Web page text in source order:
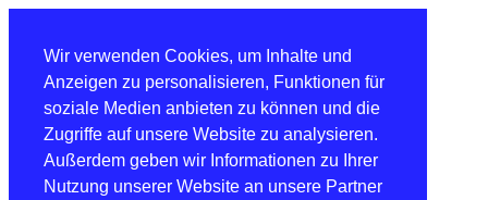
Wir verwenden Cookies, um Inhalte und
Anzeigen zu personalisieren, Funktionen für
soziale Medien anbieten zu können und die
Zugriffe auf unsere Website zu analysieren.
Außerdem geben wir Informationen zu Ihrer
Nutzung unserer Website an unsere Partner